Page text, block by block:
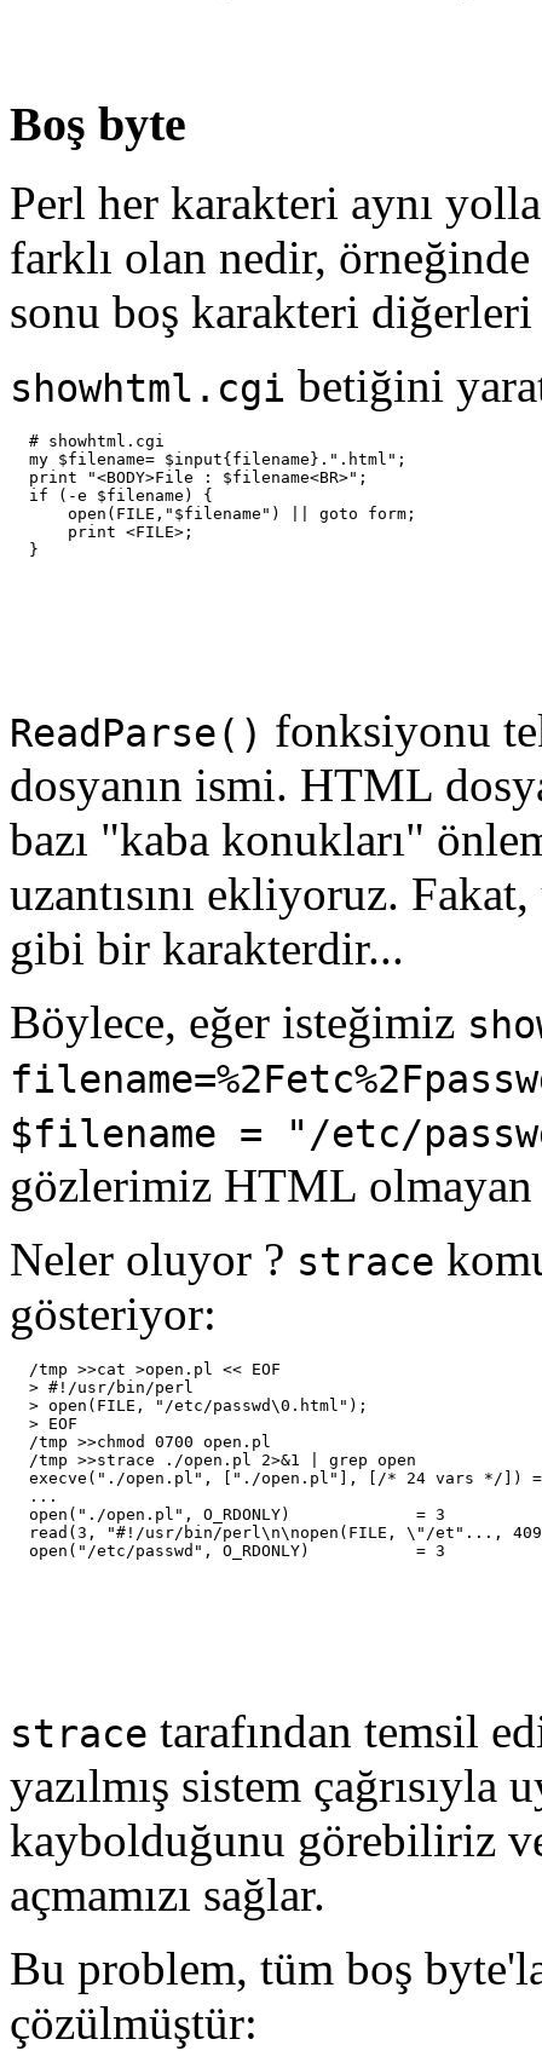
Boş byte
Perl her karakteri aynı
farklı olan nedir,
sonu boş karakteri
showhtml.cgi betiğini
  # showhtml.cgi
  my $filename= $input{filename}.".html";
  print "<BODY>File : $filename<BR>";
  if (-e $filename) {
      open(FILE,"$filename") || goto form;
      print <FILE>;
ReadParse() fonksiyonu
dosyanın ismi. HTML
bazı "kaba konukları"
uzantısını ekliyoruz.
gibi bir karakterdir...
Böylece, eğer isteğimiz
$filename = "/etc/
gözlerimiz HTML
Neler oluyor ? strace
gösteriyor:
  /tmp >>cat >open.pl << EOF
  > #!/usr/bin/perl
  > open(FILE, "/etc/passwd\0.html");
  > EOF
  /tmp >>chmod 0700 open.pl
  /tmp >>strace ./open.pl 2>&1 | grep open
execve("./open.pl", ["./open.pl"], [/* 24 vars */])
  ...
  open("./open.pl", O_RDONLY)             = 3
read(3, "#!/usr/bin/perl\n\nopen(FILE, \"/et"...,
strace tarafından temsil
yazılmış sistem çağrısıyla
kaybolduğunu görebiliriz
açmamızı sağlar.
Bu problem, tüm boş
çözülmüştür: